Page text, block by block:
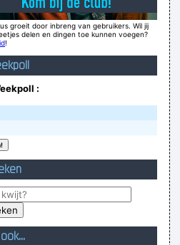
groeit door inbreng van gebruikers. Wil jij
delen en dingen toe kunnen voegen?
!
: